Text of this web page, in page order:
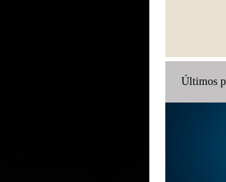
Últimos